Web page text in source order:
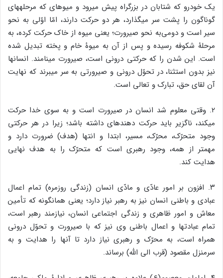
یک خودرو که شتابان در بزرگراه پیش می‏رود و میوه‏ای که مرحله‏های
گوناگون را پشت ‏سر می‏گذارد، هر دو حرکت دارند، امّا اوّلی به نحو
سیر است و دومی‌به نحو صیرورت؛ یعنی میوه از خاک حرکت کرده، به
مرحلۀ شکوفه رسیده و پس از آن به میوۀ خام و پخته تبدیل شده
است. این شدن را که حرکتی درونی است، صیرورت می‏نامند. انسان‏ها
نیز بدون استثنا، در تحوّل درونی و صیرورتی به سر می‏برند که نهایت
آن لقای حق، تبارک و تعالی است.
۲. وقتی معلوم شد انسان در صیرورت است و به سوی خدا حرکت
می‏کند، ناگزیر باید حرکت دهنده‏ای داشته باشد؛ زیرا در هر حرکتی
وجود متحرّک، محرّک، مسیر، ابتدا و انتها (هدف) ضرورت دارد و
مهم‏تر از همه، وجود رهبری است که متحرّک را به هدف نهایی
هدایت کند.
۳. افزون بر امور عادّی و مادّی انسان (زندگی روزمره) تمام اعمال
عبادی و باطنی انسان نیز به رهبر نیاز دارد؛ یعنی همان‏گونه که تأمین
معاش و امور ظاهری و زندگی اجتماعی انسان، نیازمند رهبر است،
تمام عبادت‏ها و اعمال باطنی وی نیز که با صیرورت و تحوّل درونی
همراه است، به محرّک و رهبری نیاز دارد تا آنها را هدایت و به
سرمنزل مقصود (قرب الی الله) برساند.